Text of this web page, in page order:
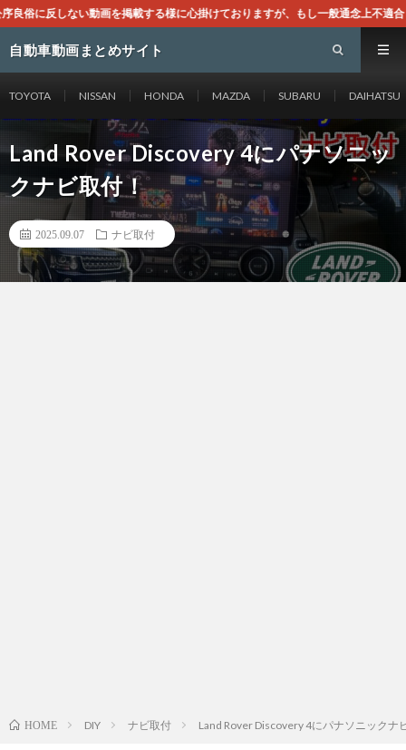
に心掛けておりますが、もし一般通念上不適合と思われる動画がございま
自動車動画まとめサイト
TOYOTA NISSAN HONDA MAZDA SUBARU DAIHATSU
Land Rover Discovery 4にパナソニッ
クナビ取付！
2025.09.07 ナビ取付
HOME DIY ナビ取付 Land Rover Discovery 4にパナソニックナ